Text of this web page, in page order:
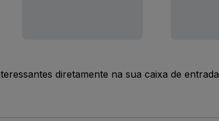
diretamente na sua caixa de entrada